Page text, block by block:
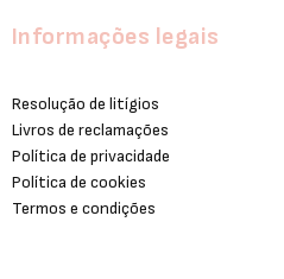
Informações legais
Resolução de litígios
Livros de reclamações
Política de privacidade
Política de cookies
Termos e condições